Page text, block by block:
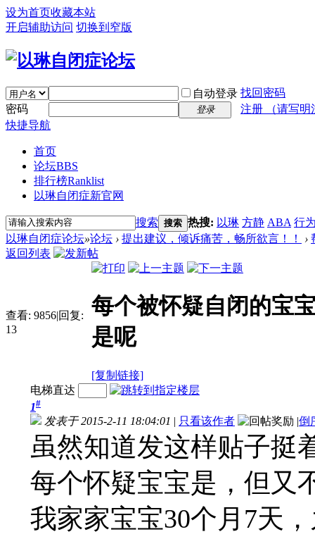
设为首页收藏本站
开启辅助访问 切换到窄版
自动登录 找回密码
密码
登录
注册 （请写明
快捷导航
首页
论坛BBS
排行榜Ranklist
以琳自闭症新官网
搜索 搜索 热搜: 以琳 方静 ABA 行
以琳自闭症论坛»论坛 › 提出建议，倾诉痛苦，畅所欲言！！ ›
返回列表
查看: 9856|回复:
13
每个被怀疑自闭的宝
是呢
[复制链接]
电梯直达
1#
发表于 2015-2-11 18:04:01 | 只看该作者 |倒
虽然知道发这样贴子挺
每个怀疑宝宝是，但又
我家家宝宝30个月7天